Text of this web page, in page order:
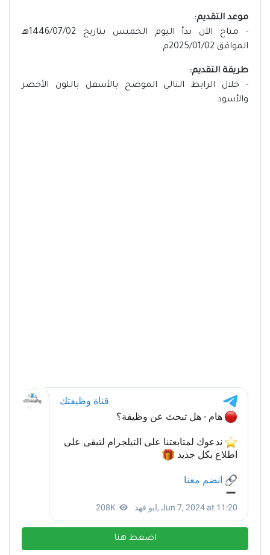
موعد التقديم:
- متاح الآن بدأ اليوم الخميس بتاريخ 1446/07/02هـ
الموافق 2025/01/02م.
طريقة التقديم:
- خلال الرابط التالي الموضح بالأسفل باللون الأخضر
والأسود
اضغط هنا